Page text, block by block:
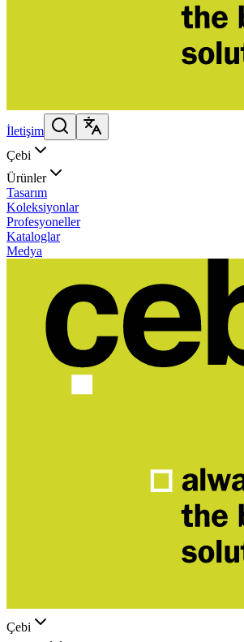
İletişim
Çebi
Ürünler
Tasarım
Koleksiyonlar
Profesyoneller
Kataloglar
Medya
Çebi